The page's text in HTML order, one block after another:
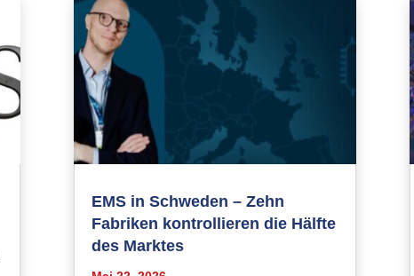
EMS in Schweden – Zehn
Fabriken kontrollieren die Hälfte
des Marktes